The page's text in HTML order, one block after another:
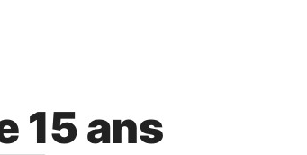
15 ans